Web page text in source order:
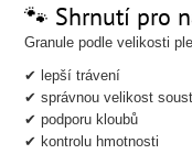
🐾 Shrnutí pro
Granule podle velikosti
✔ lepší trávení
✔ správnou velikost
✔ podporu kloubů
✔ kontrolu hmotnosti